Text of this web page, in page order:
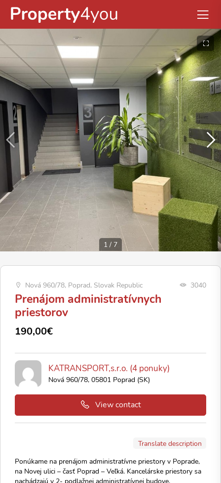
1 / 7
Nová 960/78, Poprad, Slovak Republic 3040
Prenájom administratívnych
priestorov
190,00€
KATRANSPORT,s.r.o. (4 ponuky)
Nová 960/78, 05801 Poprad (SK)
View contact
Translate description
Ponúkame na prenájom administratívne priestory v Poprade,
na Novej ulici – časť Poprad – Veľká. Kancelárske priestory sa
nachádzajú v 2- podlažnej administratívnej budove.